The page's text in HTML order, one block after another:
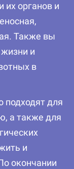
их органов и
Также вы
жизни и
в
подходят для
а также для
и
окончании